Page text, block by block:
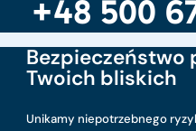
+48 500
Bezpieczeństwo
Twoich bliskich
Unikamy niepotrzebnego